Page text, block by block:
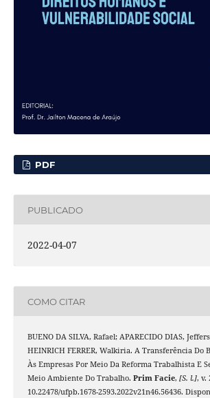
PDF
PUBLICADO
2022-04-07
COMO CITAR
BUENO DA SILVA, Rafael; APARECIDO DIAS,
HEINRICH FERRER, Walkiria. A Transferência Do
Às Empresas Por Meio Da Reforma Trabalhista E
Meio Ambiente Do Trabalho. Prim Facie, [S. l.], v.
10.22478/ufpb.1678-2593.2022v21n46.56436.